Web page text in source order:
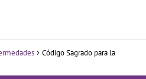
Código Sagrado para la